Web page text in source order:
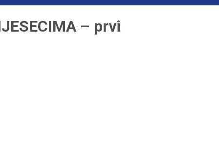
– prvi